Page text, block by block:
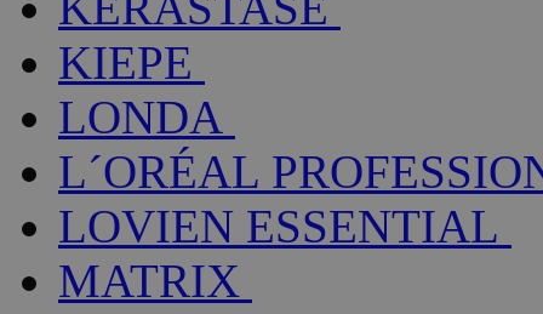
KIEPE
LONDA
L´ORÉAL
LOVIEN ESSENTIAL
MATRIX